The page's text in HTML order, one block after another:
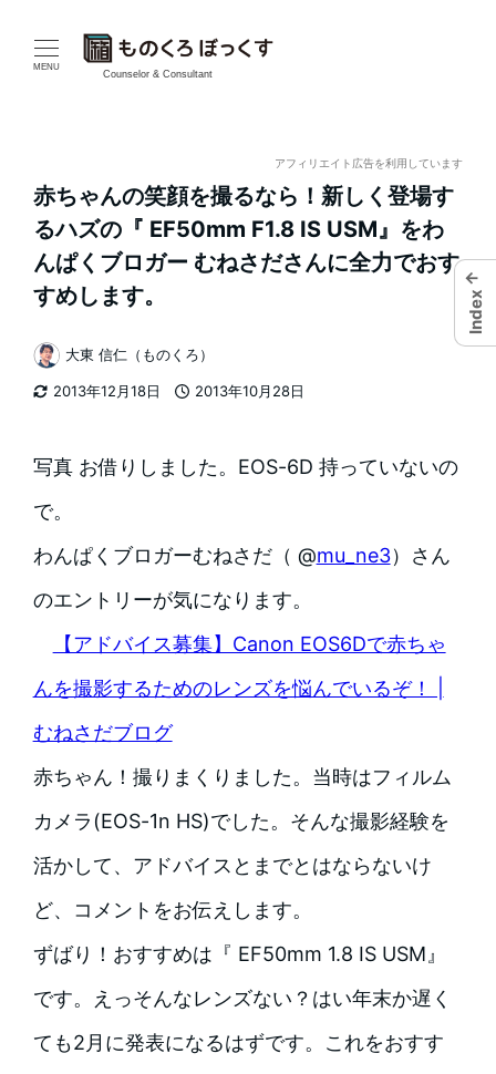
MENU
Counselor & Consultant
アフィリエイト広告を利用しています
赤ちゃんの笑顔を撮るなら！新しく登場す
るハズの『 EF50mm F1.8 IS USM』をわ
んぱくブロガー むねさださんに全力でおす
すめします。
2013年12月18日
2013年10月28日
著
者
大東 信仁（ものくろ）
写真 お借りしました。EOS-6D 持っていないの
で。
わんぱくブロガーむねさだ（ @mu_ne3）さん
のエントリーが気になります。
【アドバイス募集】Canon EOS6Dで赤ちゃ
んを撮影するためのレンズを悩んでいるぞ！ |
むねさだブログ
赤ちゃん！撮りまくりました。当時はフィルム
カメラ(EOS-1n HS)でした。そんな撮影経験を
活かして、アドバイスとまでとはならないけ
ど、コメントをお伝えします。
ずばり！おすすめは『 EF50mm 1.8 IS USM』
です。えっそんなレンズない？はい年末か遅く
ても2月に発表になるはずです。これをおすす
←
Index